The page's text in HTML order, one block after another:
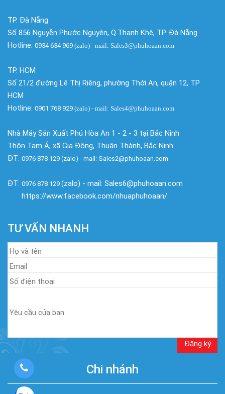
TP. Đà Nẵng
Số 856 Nguyễn Phước Nguyên, Q.Thanh Khê, TP. Đà Nẵng
Hotline: 0934 634 969 (zalo) - mail: Sales3@phuhoaan.com
TP. HCM
Số 21/2 đường Lê Thị Riêng, phường Thới An, quận 12, TP
HCM
Hotline: 0901 768 929 (zalo) - mail: Sales4@phuhoaan.com
Nhà Máy Sản Xuất Phú Hòa An 1 - 2 - 3 tại Bắc Ninh
Thôn Tam Á, xã Gia Đông, Thuận Thành, Bắc Ninh.
ĐT: 0976 878 129 (zalo) - mail: Sales2@phuhoaan.com
ĐT: 0976 878 129 (zalo) - mail: Sales6@phuhoaan.com
https://www.facebook.com/nhuaphuhoaan/
TƯ VẤN NHANH
Chi nhánh